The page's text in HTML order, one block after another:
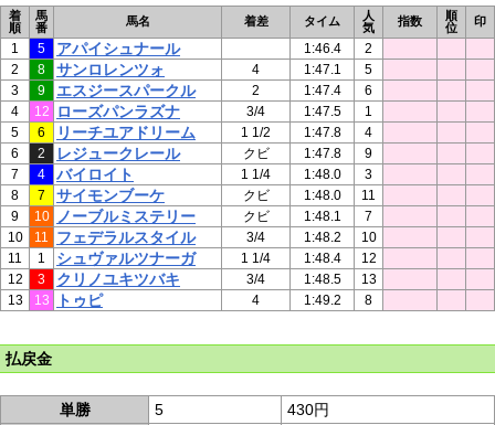
着
順
馬
番
馬名 着差 タイム
人
気
指数
順
位
印
1 5 アパイシュナール 1:46.4
2
2
8 サンロレンツォ 4 1:47.1
5
3
9 エスジースパークル 2 1:47.4
6
4
12 ローズパンラズナ 3/4 1:47.5
1
5
6 リーチユアドリーム 1 1/2 1:47.8
4
6
2 レジュークレール クビ 1:47.8
9
7
4 バイロイト 1 1/4 1:48.0
3
8
7 サイモンブーケ クビ 1:48.0
11
9
10 ノーブルミステリー クビ 1:48.1
7
10
11 フェデラルスタイル 3/4 1:48.2
10
11
1 シュヴァルツナーガ 1 1/4 1:48.4
12
12
3 クリノユキツバキ 3/4 1:48.5
13
13
13 トゥピ 4 1:49.2 8
払戻金
単勝 5 430円